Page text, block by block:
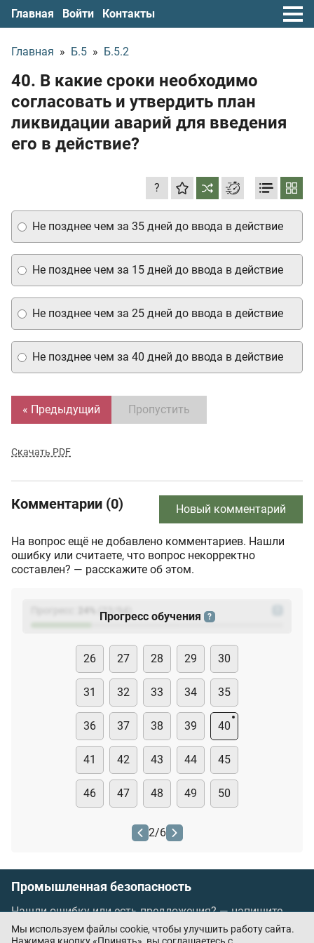
Главная Войти Контакты
Главная » Б.5 » Б.5.2
40. В какие сроки необходимо
согласовать и утвердить план
ликвидации аварий для введения
его в действие?
?
Не позднее чем за 15 дней до ввода в действие
Не позднее чем за 40 дней до ввода в действие
Не позднее чем за 35 дней до ввода в действие
Не позднее чем за 25 дней до ввода в действие
« Предыдущий Пропустить
Скачать PDF
Комментарии (0) Новый комментарий
На вопрос ещё не добавлено комментариев. Нашли
ошибку или считаете, что вопрос некорректно
составлен? — расскажите об этом.
(23
Прогресс обучения ?
26 27 28 29 30
31 32 33 34 35
36 37 38 39 40
41 42 43 44 45
46 47 48 49 50
2/6
Промышленная безопасность
Нашли ошибку или есть предложения? —напишите
нам
Мы используем файлы cookie, чтобы улучшить работу сайта.